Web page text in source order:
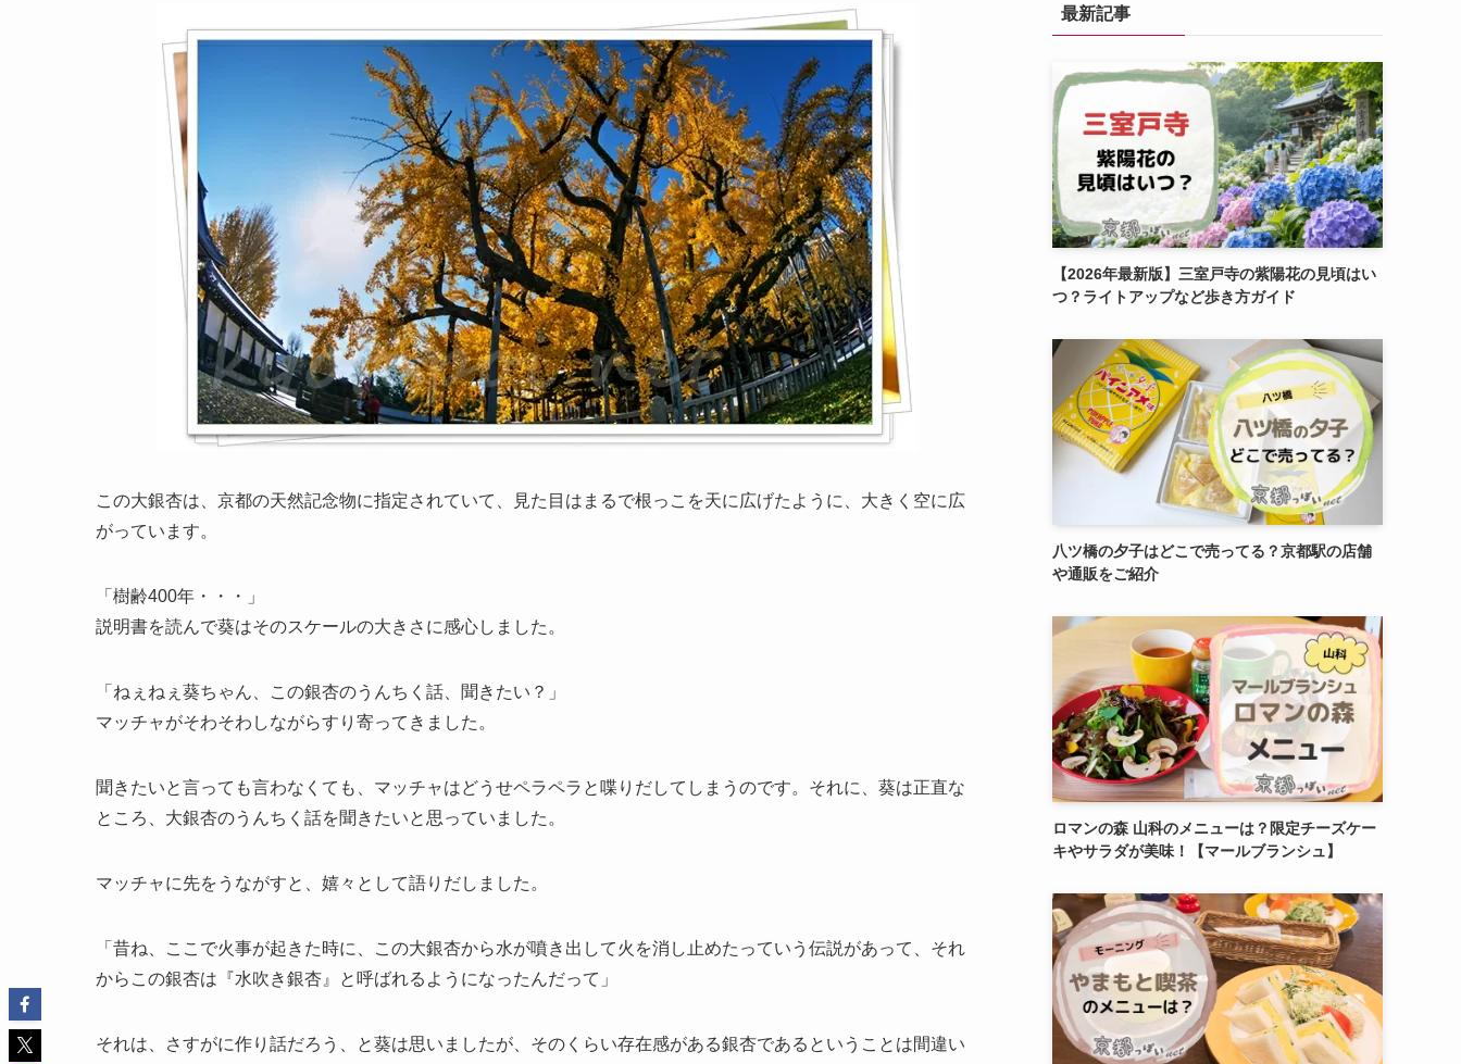
この大銀杏は、京都の天然記念物に指定されていて、見た目はまるで根っこを天に広げたように、大きく空に広
がっています。
「樹齢400年・・・」
説明書を読んで葵はそのスケールの大きさに感心しました。
「ねぇねぇ葵ちゃん、この銀杏のうんちく話、聞きたい？」
マッチャがそわそわしながらすり寄ってきました。
聞きたいと言っても言わなくても、マッチャはどうせペラペラと喋りだしてしまうのです。それに、葵は正直な
ところ、大銀杏のうんちく話を聞きたいと思っていました。
マッチャに先をうながすと、嬉々として語りだしました。
「昔ね、ここで火事が起きた時に、この大銀杏から水が噴き出して火を消し止めたっていう伝説があって、それ
からこの銀杏は『水吹き銀杏』と呼ばれるようになったんだって」
それは、さすがに作り話だろう、と葵は思いましたが、そのくらい存在感がある銀杏であるということは間違い
最新記事
【2026年最新版】三室戸寺の紫陽花の見頃はい
つ？ライトアップなど歩き方ガイド
八ツ橋の夕子はどこで売ってる？京都駅の店舗
や通販をご紹介
ロマンの森 山科のメニューは？限定チーズケー
キやサラダが美味！【マールブランシュ】